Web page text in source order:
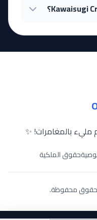
مليء بالمغامرات! ✨
حقوق الملكية
محفوظة.